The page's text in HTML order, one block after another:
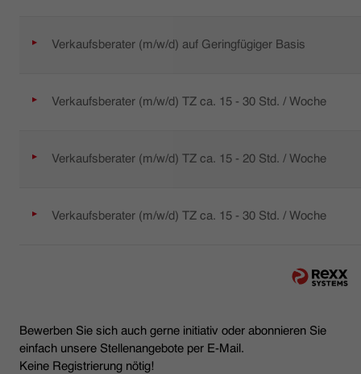
Verkaufsberater (m/w/d) auf Geringfügiger Basis
Verkaufsberater (m/w/d) TZ ca. 15 - 30 Std. / Woche
Verkaufsberater (m/w/d) TZ ca. 15 - 20 Std. / Woche
Verkaufsberater (m/w/d) TZ ca. 15 - 30 Std. / Woche
Bewerben Sie sich auch gerne initiativ oder abonnieren Sie
einfach unsere Stellenangebote per E-Mail.
Keine Registrierung nötig!